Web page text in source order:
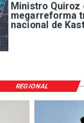
Ministro Quiroz
megarreforma
nacional de
REGIONAL